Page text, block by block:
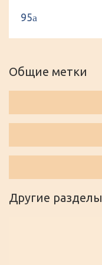
95a
Общие метки
Другие разделы